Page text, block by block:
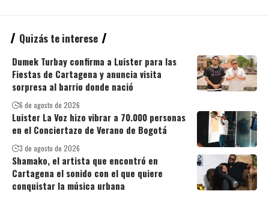
Quizás te interese
Dumek Turbay confirma a Luister para las
Fiestas de Cartagena y anuncia visita
sorpresa al barrio donde nació
6 de agosto de 2026
Luister La Voz hizo vibrar a 70.000 personas
en el Conciertazo de Verano de Bogotá
3 de agosto de 2026
Shamako, el artista que encontró en
Cartagena el sonido con el que quiere
conquistar la música urbana